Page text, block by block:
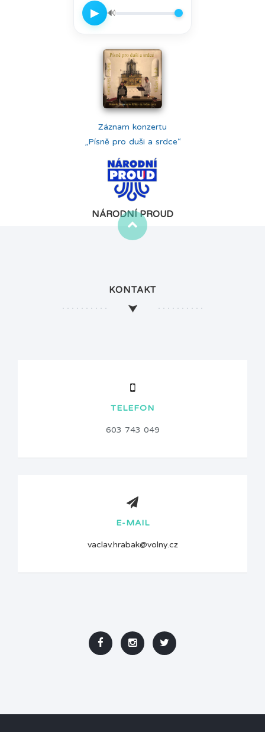
▶ 🔊
Záznam konzertu
„Písně pro duši a srdce“
NÁRODNÍ PROUD
KONTAKT
TELEFON
603 743 049
E-MAIL
vaclav.hrabak@volny.cz